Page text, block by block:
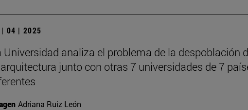
04 | 2025
Universidad analiza el problema de la despoblación
junto con otras 7 universidades de 7
Adriana Ruiz León